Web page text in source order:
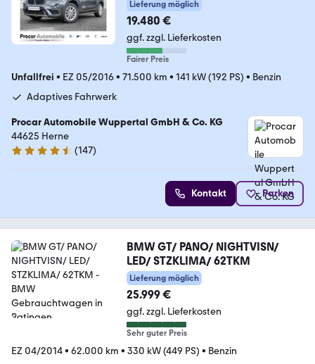
Lieferung möglich
19.480 €
ggf. zzgl. Lieferkosten
Fairer Preis
Unfallfrei • EZ 05/2016• 71.500 km • 141 kW (192 PS) • Benzin
Adaptives Fahrwerk
Procar Automobile Wuppertal GmbH & Co. KG
44625 Herne
4.3 Sterne
(147)
Kontakt Parken
BMW GT/ PANO/ NIGHTVISN/
LED/ STZKLIMA/ 62TKM
Lieferung möglich
25.999 €
ggf. zzgl. Lieferkosten
Sehr guter Preis
EZ 04/2014• 62.000 km • 330 kW (449 PS) • Benzin